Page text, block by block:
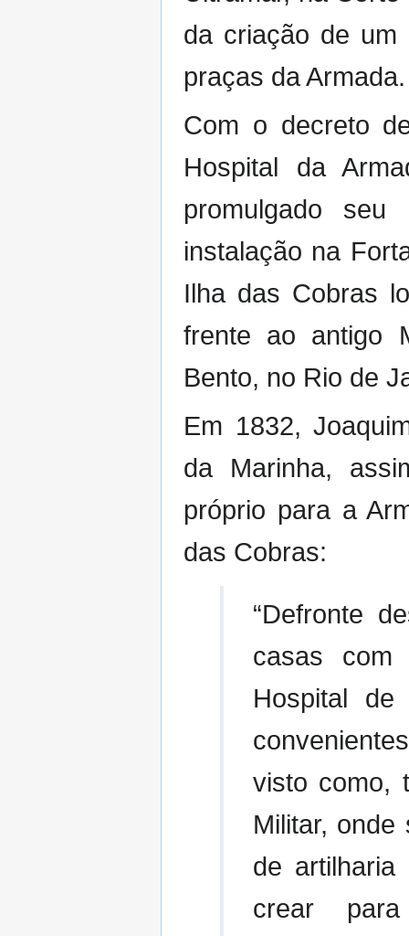
da criação de um
praças da
Com o decreto
Hospital da
promulgado
instalação na
Ilha das Cobras
frente ao antigo
Bento, no Rio de
Em 1832,
da Marinha,
próprio para a
das Cobras:
“Defronte
casas com
Hospital
visto como,
Militar,
de
crear